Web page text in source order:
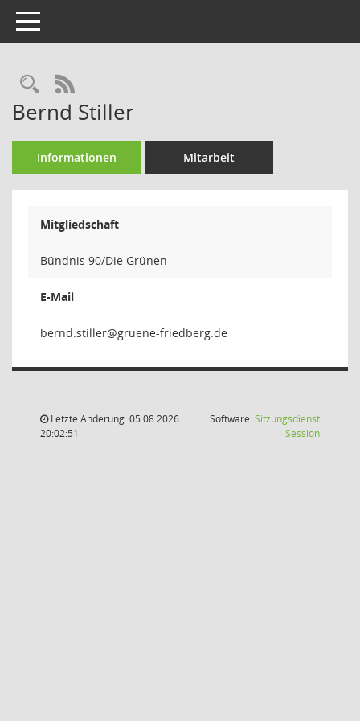
Toggle navigation
Rechercheauswahl
RSS-Feed
Bernd Stiller
Informationen Mitarbeit
Mitgliedschaft
Bündnis 90/Die Grünen
E-Mail
rellit
Letzte Änderung: 05.08.2026
20:02:51
Software:Sitzungsdienst
Session(Wird in